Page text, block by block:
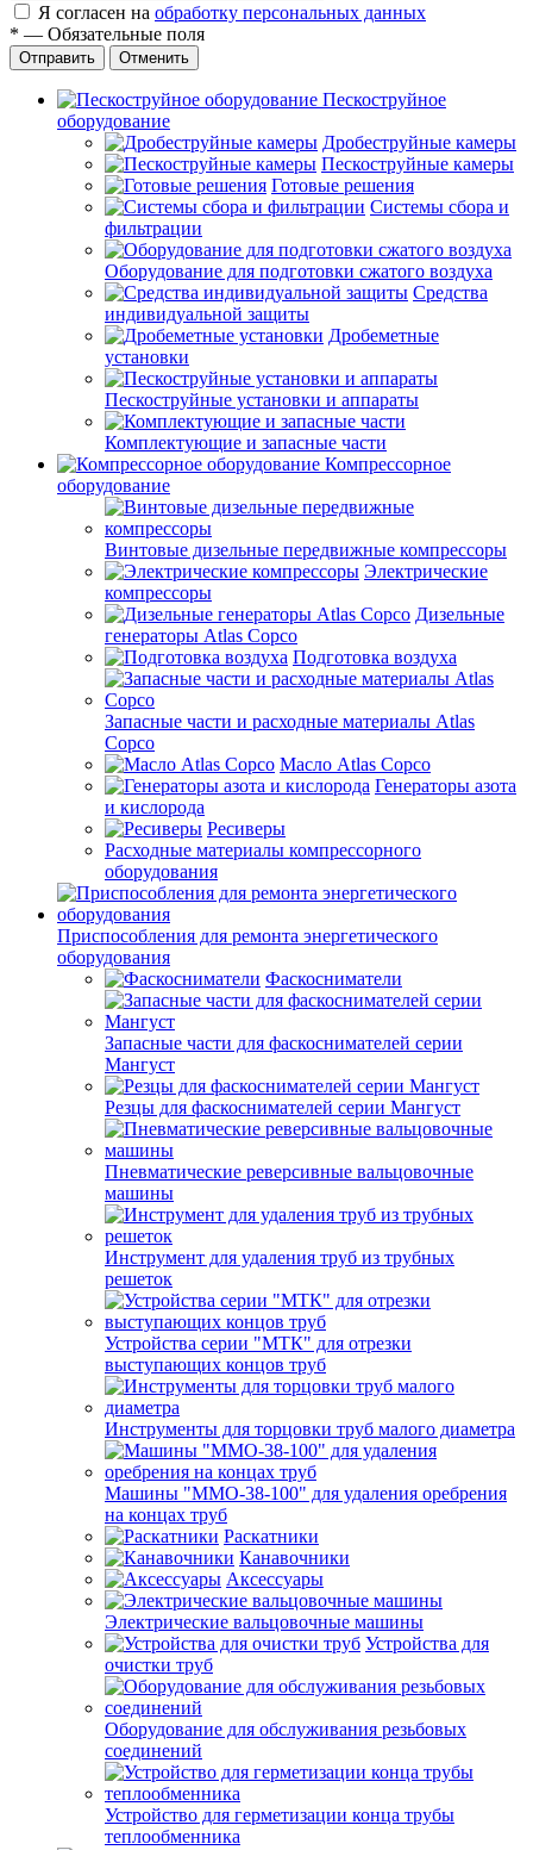
Я согласен на обработку персональных данных
* — Обязательные поля
Отправить Отменить
Пескоструйное
оборудование
Дробеструйные камеры
Пескоструйные камеры
Готовые решения
Системы сбора и
фильтрации
Оборудование для подготовки сжатого воздуха
Средства
индивидуальной защиты
Дробеметные
установки
Пескоструйные установки и аппараты
Комплектующие и запасные части
Компрессорное
оборудование
Винтовые дизельные передвижные компрессоры
Электрические
компрессоры
Дизельные
генераторы Atlas Copco
Подготовка воздуха
Запасные части и расходные материалы Atlas
Copco
Масло Atlas Copco
Генераторы азота
и кислорода
Ресиверы
Расходные материалы компрессорного
оборудования
Приспособления для ремонта энергетического
оборудования
Фаскосниматели
Запасные части для фаскоснимателей серии
Мангуст
Резцы для фаскоснимателей серии Мангуст
Пневматические реверсивные вальцовочные
машины
Инструмент для удаления труб из трубных
решеток
Устройства серии "МТК" для отрезки
выступающих концов труб
Инструменты для торцовки труб малого диаметра
Машины "ММО-38-100" для удаления оребрения
на концах труб
Раскатники
Канавочники
Аксессуары
Электрические вальцовочные машины
Устройства для
очистки труб
Оборудование для обслуживания резьбовых
соединений
Устройство для герметизации конца трубы
теплообменника